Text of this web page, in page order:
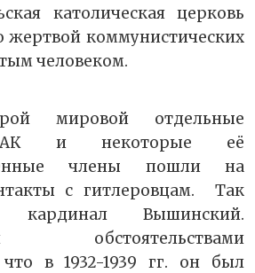
католическая церковь
жертвой коммунистических
человеком.
мировой отдельные
АК и некоторые её
члены пошли на
с гитлеровцам. Так
Вышинский.
обстоятельствами
в 1932-1939 гг. он был